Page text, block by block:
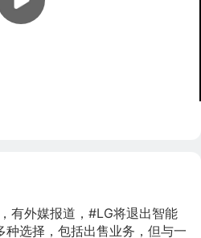
有外媒报道，#LG将退出智能
选择，包括出售业务，但与一